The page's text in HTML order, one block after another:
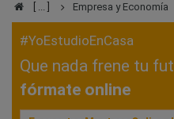
Empresa y Economía
#YoEstudioEnCasa
Que nada frene tu
fórmate online